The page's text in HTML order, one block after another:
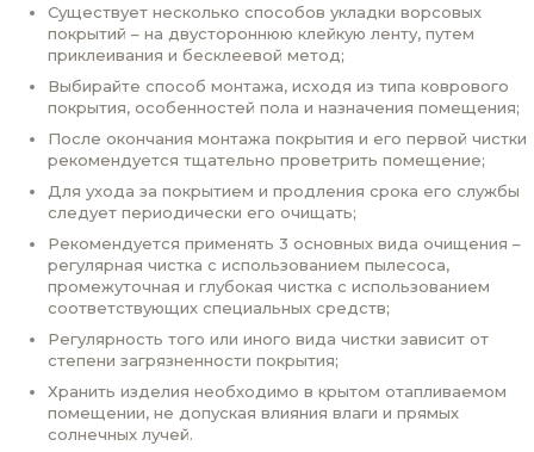
Существует несколько способов укладки ворсовых
покрытий – на двустороннюю клейкую ленту, путем
приклеивания и бесклеевой метод;
Выбирайте способ монтажа, исходя из типа коврового
покрытия, особенностей пола и назначения помещения;
После окончания монтажа покрытия и его первой чистки
рекомендуется тщательно проветрить помещение;
Для ухода за покрытием и продления срока его службы
следует периодически его очищать;
Рекомендуется применять 3 основных вида очищения –
регулярная чистка с использованием пылесоса,
промежуточная и глубокая чистка с использованием
соответствующих специальных средств;
Регулярность того или иного вида чистки зависит от
степени загрязненности покрытия;
Хранить изделия необходимо в крытом отапливаемом
помещении, не допуская влияния влаги и прямых
солнечных лучей.